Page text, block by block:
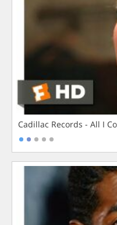
Cadillac Records - All I